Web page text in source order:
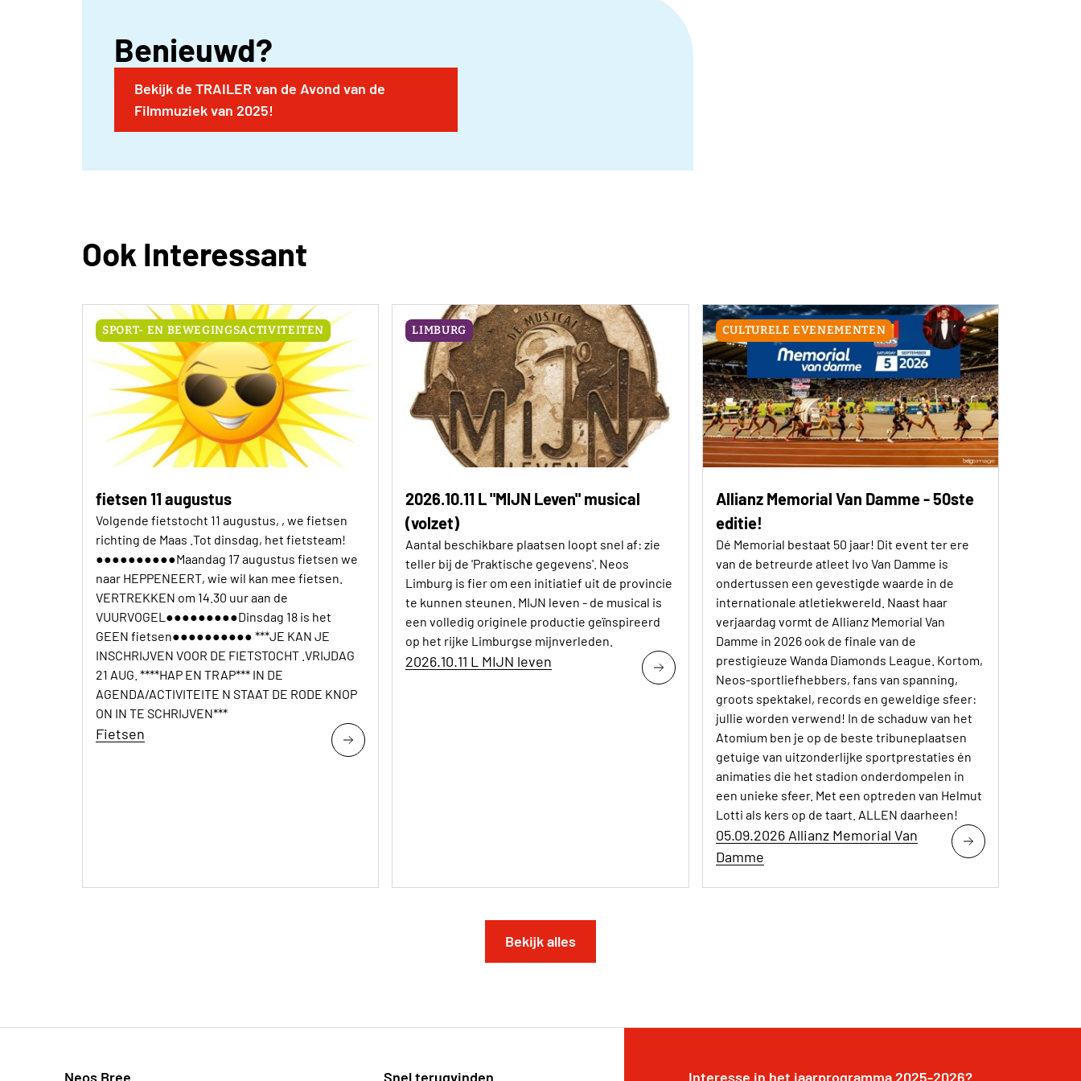
Benieuwd?
Bekijk de TRAILER van de Avond van de
Filmmuziek van 2025!
Ook Interessant
SPORT- EN BEWEGINGSACTIVITEITEN
fietsen 11 augustus
Volgende fietstocht 11 augustus, , we fietsen
richting de Maas .Tot dinsdag, het fietsteam!
●●●●●●●●●●Maandag 17 augustus fietsen we
naar HEPPENEERT, wie wil kan mee fietsen.
VERTREKKEN om 14.30 uur aan de
VUURVOGEL●●●●●●●●●Dinsdag 18 is het
GEEN fietsen●●●●●●●●●● ***JE KAN JE
INSCHRIJVEN VOOR DE FIETSTOCHT .VRIJDAG
21 AUG. ****HAP EN TRAP*** IN DE
AGENDA/ACTIVITEITE N STAAT DE RODE KNOP
ON IN TE SCHRIJVEN***
Fietsen
LIMBURG
2026.10.11 L "MIJN Leven" musical
(volzet)
Aantal beschikbare plaatsen loopt snel af: zie
teller bij de 'Praktische gegevens'. Neos
Limburg is fier om een initiatief uit de provincie
te kunnen steunen. MIJN leven - de musical is
een volledig originele productie geïnspireerd
op het rijke Limburgse mijnverleden.
2026.10.11 L MIJN leven
CULTURELE EVENEMENTEN
Allianz Memorial Van Damme - 50ste
editie!
Dé Memorial bestaat 50 jaar! Dit event ter ere
van de betreurde atleet Ivo Van Damme is
ondertussen een gevestigde waarde in de
internationale atletiekwereld. Naast haar
verjaardag vormt de Allianz Memorial Van
Damme in 2026 ook de finale van de
prestigieuze Wanda Diamonds League. Kortom,
Neos-sportliefhebbers, fans van spanning,
groots spektakel, records en geweldige sfeer:
jullie worden verwend! In de schaduw van het
Atomium ben je op de beste tribuneplaatsen
getuige van uitzonderlijke sportprestaties én
animaties die het stadion onderdompelen in
een unieke sfeer. Met een optreden van Helmut
Lotti als kers op de taart. ALLEN daarheen!
05.09.2026 Allianz Memorial Van
Damme
Bekijk alles
Neos Bree Snel terugvinden Interesse in het jaarprogramma 2025-2026?